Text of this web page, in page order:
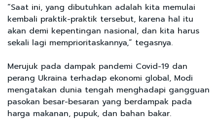
“Saat ini, yang dibutuhkan adalah kita memulai
kembali praktik-praktik tersebut, karena hal itu
akan demi kepentingan nasional, dan kita harus
sekali lagi memprioritaskannya,” tegasnya.
Merujuk pada dampak pandemi Covid-19 dan
perang Ukraina terhadap ekonomi global, Modi
mengatakan dunia tengah menghadapi gangguan
pasokan besar-besaran yang berdampak pada
harga makanan, pupuk, dan bahan bakar.